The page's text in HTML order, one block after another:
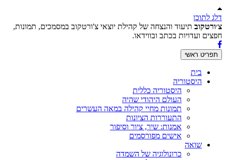
דלג לתוכן
צ׳ורטקוב תיעוד והנצחה של קהילת יוצאי צ'ורטקוב במסמכים, תמונות,
חפצים ועדויות בכתב ובווידאו.
תפריט ראשי
בית
היסטוריה
היסטוריה כללית
העולם היהודי שהיה
תמונות מחיי קהילה במאה העשרים
התעוררות הציונות
אמנות: שיר, ציור וסיפור
אישים מפורסמים
שואה
כרונולוגיה של השמדה